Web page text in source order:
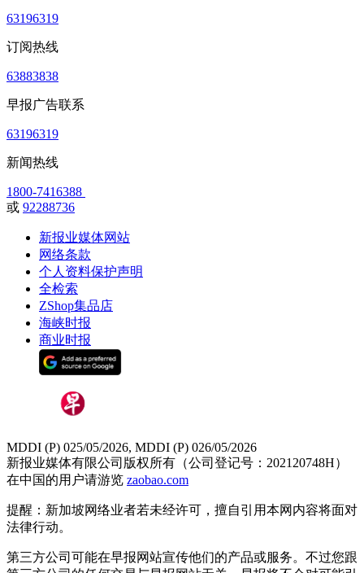
63196319
订阅热线
63883838
早报广告联系
63196319
新闻热线
1800-7416388
或 92288736
新报业媒体网站
网络条款
个人资料保护声明
全检索
ZShop集品店
海峡时报
商业时报
MDDI (P) 025/05/2026, MDDI (P) 026/05/2026
新报业媒体有限公司版权所有（公司登记号：202120748H）
在中国的用户请游览 zaobao.com
提醒：新加坡网络业者若未经许可，擅自引用本网内容将面对
法律行动。
第三方公司可能在早报网站宣传他们的产品或服务。不过您跟